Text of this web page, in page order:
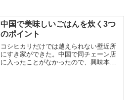
中国で美味しいごはんを炊く3つ
のポイント
コシヒカリだけでは越えられない壁近所
にすき家ができた。中国で同チェーン店
に入ったことがなかったので、興味本位